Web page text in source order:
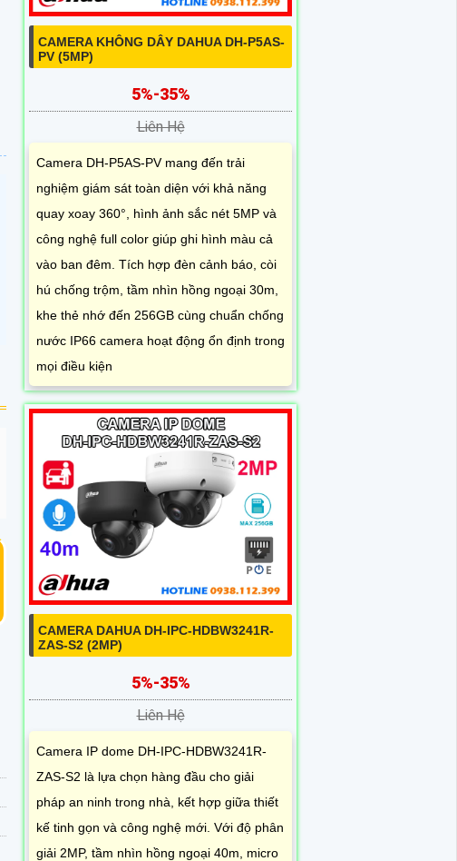
CAMERA KHÔNG DÂY DAHUA DH-P5AS-
PV (5MP)
5%-35%
Liên Hệ
Camera DH-P5AS-PV mang đến trải
nghiệm giám sát toàn diện với khả năng
quay xoay 360°, hình ảnh sắc nét 5MP và
công nghệ full color giúp ghi hình màu cả
vào ban đêm. Tích hợp đèn cảnh báo, còi
hú chống trộm, tầm nhìn hồng ngoại 30m,
khe thẻ nhớ đến 256GB cùng chuẩn chống
nước IP66 camera hoạt động ổn định trong
mọi điều kiện
CAMERA DAHUA DH-IPC-HDBW3241R-
ZAS-S2 (2MP)
5%-35%
Liên Hệ
Camera IP dome DH-IPC-HDBW3241R-
ZAS-S2 là lựa chọn hàng đầu cho giải
pháp an ninh trong nhà, kết hợp giữa thiết
kế tinh gọn và công nghệ mới. Với độ phân
giải 2MP, tầm nhìn hồng ngoại 40m, micro